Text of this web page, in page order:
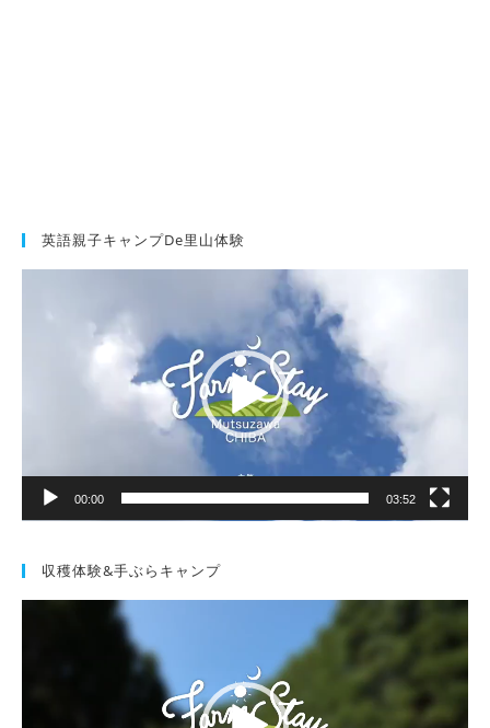
英語親子キャンプde里山体験
00:00 03:52
収穫体験&手ぶらキャンプ